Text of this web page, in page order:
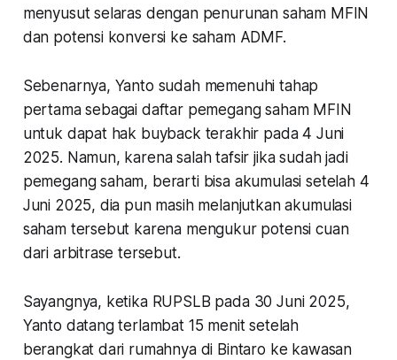
menyusut selaras dengan penurunan saham MFIN
dan potensi konversi ke saham ADMF.
Sebenarnya, Yanto sudah memenuhi tahap
pertama sebagai daftar pemegang saham MFIN
untuk dapat hak buyback terakhir pada 4 Juni
2025. Namun, karena salah tafsir jika sudah jadi
pemegang saham, berarti bisa akumulasi setelah 4
Juni 2025, dia pun masih melanjutkan akumulasi
saham tersebut karena mengukur potensi cuan
dari arbitrase tersebut.
Sayangnya, ketika RUPSLB pada 30 Juni 2025,
Yanto datang terlambat 15 menit setelah
berangkat dari rumahnya di Bintaro ke kawasan